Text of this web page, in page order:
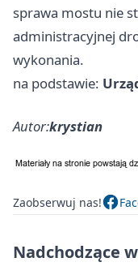
sprawa mostu nie
administracyjnej
wykonania.
na podstawie:
Autor:krystian
Zaobserwuj nas!
Nadchodzące